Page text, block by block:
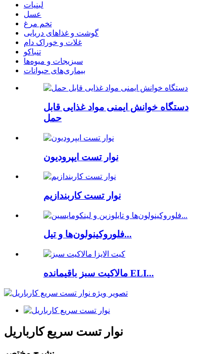
لبنیات
عسل
تخم مرغ
گوشت و غذاهای دریایی
غلات و خوراک دام
تنباکو
سبزیجات و میوه‌ها
بیماری‌های حیوانات
دستگاه خوانش ایمنی مواد غذایی قابل
حمل
نوار تست ایپرودیون
نوار تست کاربندازیم
فلوروکینولون‌ها و تیل...
مالاکیت سبز باقیمانده ELI...
نوار تست سریع کارباریل